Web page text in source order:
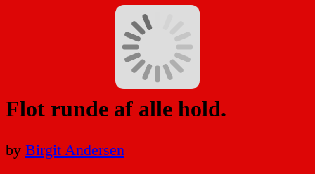
Flot runde af alle hold.
by Birgit Andersen